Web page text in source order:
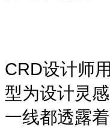
CRD设计师
型为设计灵
一线都透露